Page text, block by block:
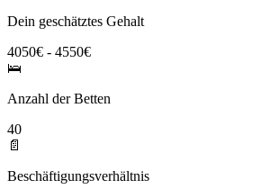
Dein geschätztes Gehalt
4050€ - 4550€
🛌
Anzahl der Betten
40
📄
Beschäftigungsverhältnis